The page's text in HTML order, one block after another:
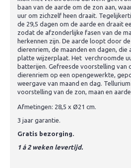
baan van de aarde om de zon aan,
uur om zichzelf heen draait.
de 29,5 dagen om de aarde en draait
zodat de afzonderlijke fasen van de
herkennen zijn. De aarde loopt door
dierenriem, de maanden en dagen, die
platte wijzerplaat. Het verchroomde
batterijen. Gefreesde voorstelling van
dierenriem op een opengewerkte,
weergave van maand en dag.
voorstelling van de zon, maan en
Afmetingen: 28,5 x Ø21 cm.
3 jaar garantie.
Gratis bezorging.
1 á 2 weken levertijd.